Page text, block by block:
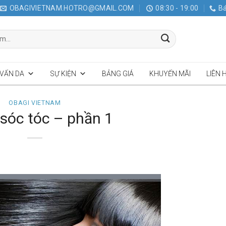
OBAGIVIETNAM.HOTRO@GMAIL.COM 08:30 - 19:00
DA SỰ KIỆN BẢNG GIÁ KHUYẾN MÃI LIÊN
OBAGI VIETNAM
tóc – phần 1